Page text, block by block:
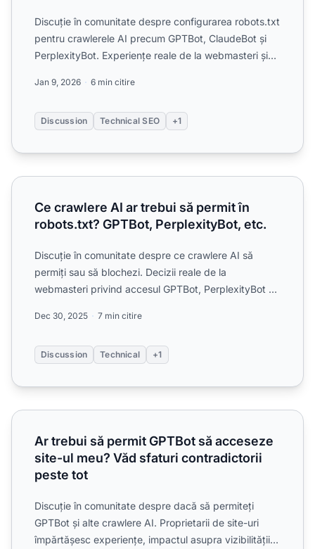
Discuție în comunitate despre configurarea robots.txt
pentru crawlerele AI precum GPTBot, ClaudeBot și
PerplexityBot. Experiențe reale de la webmasteri și
Jan 9, 2026 6 min citire
Discussion Technical SEO +1
Ce crawlere AI ar trebui să permit în robots.txt? GPTBot,
Ce crawlere AI ar trebui să permit în
robots.txt? GPTBot, PerplexityBot, etc.
Discuție în comunitate despre ce crawlere AI să
permiți sau să blochezi. Decizii reale de la
webmasteri privind accesul GPTBot, PerplexityBot și
Dec 30, 2025 7 min citire
Discussion Technical +1
Ar trebui să permit GPTBot să acceseze site-ul meu?
Ar trebui să permit GPTBot să acceseze
site-ul meu? Văd sfaturi contradictorii
peste tot
Discuție în comunitate despre dacă să permiteți
GPTBot și alte crawlere AI. Proprietarii de site-uri
împărtășesc experiențe, impactul asupra vizibilității și